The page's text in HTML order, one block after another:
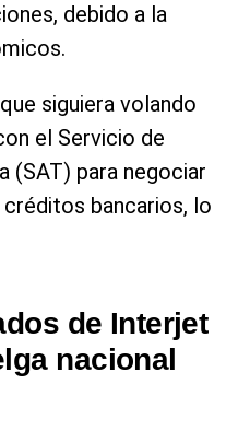
debido a la
siguiera volando
el Servicio de
(SAT) para negociar
bancarios, lo
de Interjet
nacional